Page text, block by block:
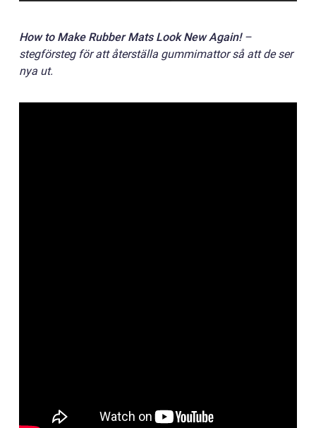
How to Make Rubber Mats Look New Again!–
stegförsteg för att återställa gummimattor så att de ser
nya ut.